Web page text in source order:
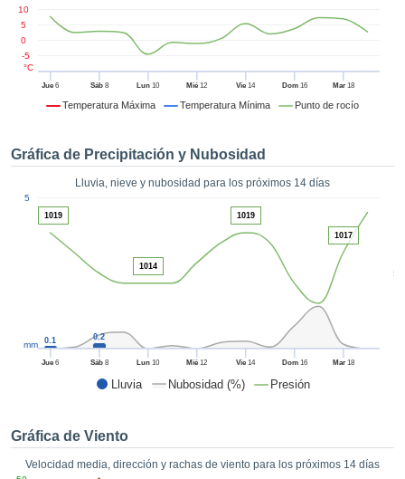
digital
basada
nuestra
seguir
sin coste.
nuestros
nos
así como
un perfil
para
CONTINUAR
CONFIGURACIÓN
Temperatura Máxima Temperatura Mínima Punto de rocío
Jue 6 Sáb8 Lun 10 Mié 12 Vie 14 Dom16 Mar18
-5
0
5
10
°C
Gráfica de Precipitación y Nubosidad
Lluvia, nieve y nubosidad para los próximos 14 días
Lluvia Nubosidad (%) Presión
50
Jue 6 Sáb8 Lun 10 Mié 12 Vie 14 Dom16 Mar18
5
mm 0.1 0.2
1019
1014
1019
1017
Gráfica de Viento
Velocidad media, dirección y rachas de viento para los próximos 14 días